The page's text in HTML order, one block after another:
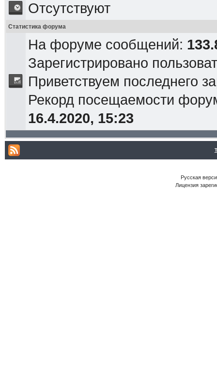
Отсутствуют
Статистика форума
На форуме сообщений:
Зарегистрировано
Приветствуем последнего
Рекорд посещаемости
16.4.2020, 15:23
Русская
Лицензия